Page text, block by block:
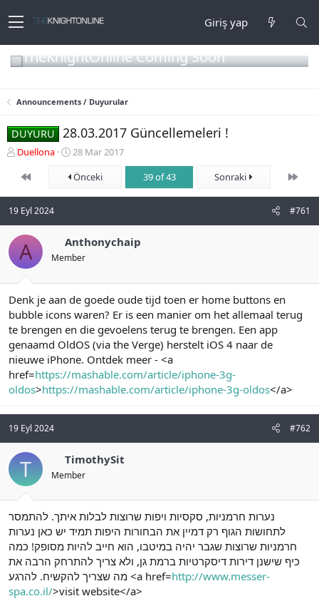
Giriş yap
TheKnightOnline Coming Soon
Announcements / Duyurular
DUYURU 28.03.2017 Güncellemeleri !
K
n
y
u
b
a
ş
t
a
n
Duellona
B
ş
g
ı
ç
i
h
i
28 Mar 2017
First
Önceki 39 of 43 Sonraki Son
19 Eyl 2024 #761
A Anthonychaip
Member
Denk je aan de goede oude tijd toen er home buttons en
bubble icons waren? Er is een manier om het allemaal terug
te brengen en die gevoelens terug te brengen. Een app
genaamd OldOS (via the Verge) herstelt iOS 4 naar de
nieuwe iPhone. Ontdek meer - <a
href=https://mashable.com/article/iphone-3g-
oldos>https://mashable.com/article/iphone-3g-oldos</a>
19 Eyl 2024 #762
T TimothySit
Member
נערות חרמניות, סקסיות ויפות שרוצות לבלות איתך. להתמסר
לתחושות הגוף רק דמיין את הבחורות היפות תמיד יש כאן נערות
חרמניות שרוצות שגבר יהיה במיטבו, הוא חייב להיות מסופק! כמה
כיף שישנן דירות דיסקרטיות ברמת גן, ולא צריך להתרחק הרבה את
מה שצריך להקשיח. להרגע <a href=http://www.messer-
spa.co.il/>visit website</a>